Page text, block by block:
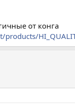
от конга